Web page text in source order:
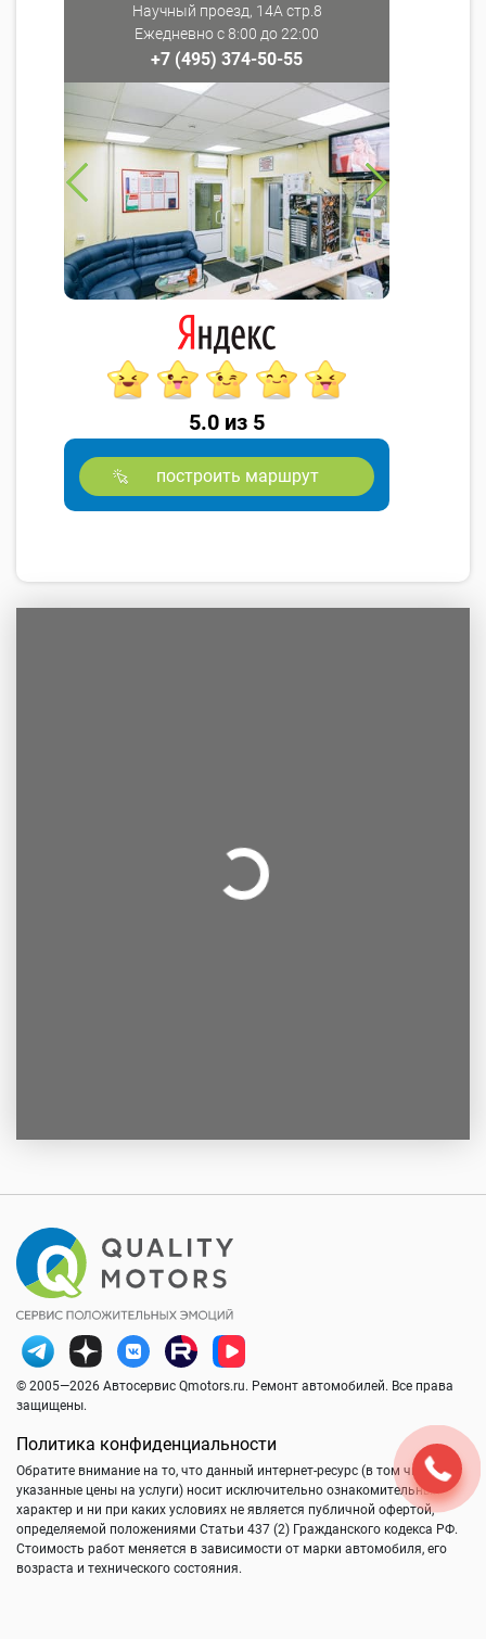
Научный проезд, 14А стр.8
Ежедневно с 8:00 до 22:00
+7 (495) 374-50-55
5.0 из 5
построить маршрут
© 2005—2026 Автосервис Qmotors.ru. Ремонт автомобилей. Все права
защищены.
Политика конфиденциальности
Обратите внимание на то, что данный интернет-ресурс (в том числе
указанные цены на услуги) носит исключительно ознакомительный
характер и ни при каких условиях не является публичной офертой,
определяемой положениями Статьи 437 (2) Гражданского кодекса РФ.
Стоимость работ меняется в зависимости от марки автомобиля, его
возраста и технического состояния.